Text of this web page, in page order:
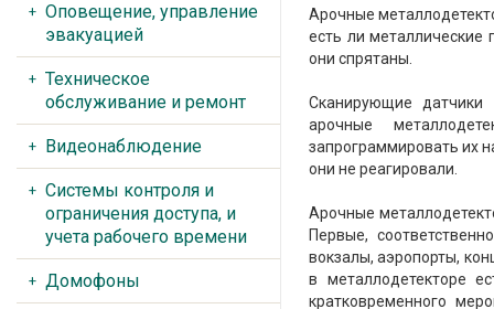
Арочные
есть ли
они спрятаны.
Сканирующие датчики
арочные
запрограммировать их
они не реагировали.
Арочные
Первые,
вокзалы, аэропорты,
в металлодетекторе
кратковременного
Оповещение, управление
эвакуацией
Техническое
обслуживание и ремонт
Видеонаблюдение
Системы контроля и
ограничения доступа, и
учета рабочего времени
Домофоны